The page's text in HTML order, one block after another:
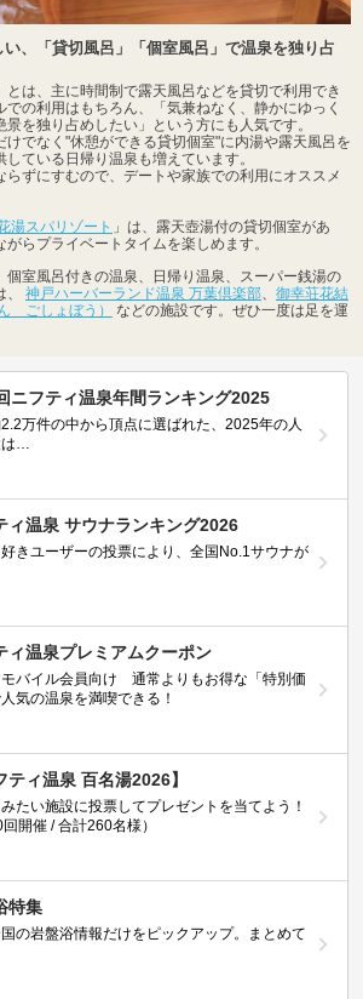
、「貸切風呂」「個室風呂」で温泉を独り占
とは、主に時間制で露天風呂などを貸切で利用でき
の利用はもちろん、「気兼ねなく、静かにゆっく
を独り占めしたい」という方にも人気です。
けでなく"休憩ができる貸切個室"に内湯や露天風呂を
ている日帰り温泉も増えています。
らずにすむので、デートや家族での利用にオススメ
湯スパリゾート 」は、露天壺湯付の貸切個室があ
らプライベートタイムを楽しめます。
個室風呂付きの温泉、日帰り温泉、スーパー銭湯の
、 神戸ハーバーランド温泉 万葉倶楽部
御幸荘花結
ごしょぼう）
などの施設です。ぜひ一度は足を運
ニフティ温泉年間ランキング2025
万件の中から頂点に選ばれた、2025年の人
は…
ィ温泉 サウナランキング2026
きユーザーの投票により、全国No.1サウナが
ィ温泉プレミアムクーポン
モバイル会員向け 通常よりもお得な「特別価
気の温泉を満喫できる！
ティ温泉 百名湯2026】
たい施設に投票してプレゼントを当てよう！
回開催 / 合計260名様）
特集
の岩盤浴情報だけをピックアップ。まとめて